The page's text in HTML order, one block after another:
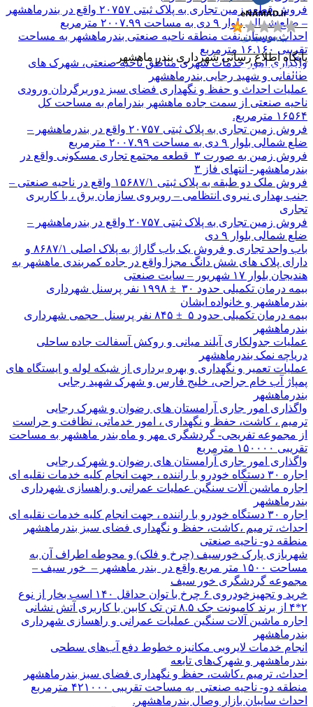
فروش قطعه زمین تجاری به پلاک ثبتی ۲۰۷۵۷ واقع در بندرماهشهر
– ضلع شمالی بلوار ۹ دی به مساحت ۲۰۰۷.۹۹ مترمربع
احداث بوستان نفت منطقه ناحیه صنعتی بندرماهشهر به مساحت
تقریبی ۱۶.۱۶۰ مترمربع
واگذاری امور خدمات شهری مناطق ناحیه صنعتی، شهرک های
طالقانی و شهید رجایی بندرماهشهر
عملیات احداث و حفظ و نگهداری فضای سبز دوربرگردان ورودی
ناحیه صنعتی از سمت جاده ماهشهر بندرامام به مساحت کل
۱۶۵۶۴ مترمربع.
فروش زمین تجاری به پلاک ثبتی ۲۰۷۵۷ واقع در بندرماهشهر –
ضلع شمالی بلوار ۹ دی به مساحت ۲۰۰۷.۹۹ مترمربع
فروش زمین به صورت ۳ قطعه مجتمع تجاری مسکونی واقع در
بندرماهشهر- انتهای فاز ۳
فروش ملک دو طبقه به پلاک ثبتی ۱۵۶۸۷/۱ واقع در ناحیه صنعتی –
جنب بهداری نیروی انتظامی – روبروی سازمان برق ، با کاربری
تجاری
فروش زمین تجاری به پلاک ثبتی ۲۰۷۵۷ واقع در بندرماهشهر –
ضلع شمالی بلوار ۹ دی
باب واحد تجاری و فروش یک باب گاراژ به پلاک اصلی ۸۶۸۷/۱ و
دارای پلاک های شش دانگ مجزا واقع در جاده کمربندی ماهشهر به
هندیجان بلوار ۱۷ شهریور – سایت صنعتی
بیمه درمان تکمیلی حدود ۳۰ ± ۱۹۹۸ نفر پرسنل شهرداری
بندرماهشهر و خانواده ایشان
بیمه درمان تکمیلی حدود ۵ ± ۸۴۵ نفر پرسنل حجمی شهرداری
بندرماهشهر
عملیات جدولکاری آیلند میانی و روکش آسفالت جاده ساحلی
دریاچه نمک بندرماهشهر
عملیات تعمیر و نگهداری و بهره برداری از شبکه لوله و ایستگاه های
پمپاژ آب خام جراحی، خلیج فارس و شهرک شهید رجایی
بندرماهشهر
واگذاری امور جاری آرامستان های رضوان و شهرک رجایی
ترمیم ، کاشت، حفظ و نگهداری ، امور خدماتی، نظافت و حراست
از مجموعه تفریحی- گردشگری مهر و ماه بندر ماهشهر به مساحت
تقریبی ۱۵۰۰۰۰ مترمربع
واگذاری امور جاری آرامستان های رضوان و شهرک رجایی
اجاره ۳۰ دستگاه خودرو با راننده ، جهت انجام کلیه خدمات نقلیه ای
اجاره ماشین آلات سنگین عملیات عمرانی و راهسازی شهرداری
بندرماهشهر
اجاره ۳۰ دستگاه خودرو با راننده ، جهت انجام کلیه خدمات نقلیه ای
احداث، ترمیم ،کاشت، حفظ و نگهداری فضای سبز بندرماهشهر
منطقه دو- ناحیه صنعتی
شهربازی پارک خورسیف (چرخ و فلک) و محوطه اطراف آن به
مساحت ۱۵۰۰ متر مربع واقع در بندر ماهشهر – خور سیف –
مجموعه گردشگری خور سیف
خرید و تجهیزخودروی ۶ چرخ با توان حداقل ۱۴۰ اسب بخار از نوع
۲*۴ از برند کامیونت جک ۸.۵ تن تک کابین با کاربری آتش نشانی
اجاره ماشین آلات سنگین عملیات عمرانی و راهسازی شهرداری
بندرماهشهر
انجام خدمات لایروبی مکانیزه خطوط دفع آب‌های سطحی
بندرماهشهر و شهرک‌های تابعه
احداث، ترمیم ،کاشت، حفظ و نگهداری فضای سبز بندرماهشهر
منطقه دو- ناحیه صنعتی به مساحت تقریبی ۴۲۱۰۰۰ مترمربع
احداث سایبان بازار وصال بندرماهشهر.
پایگاه اطلاع رسانی شهرداری بندر ماهشهر